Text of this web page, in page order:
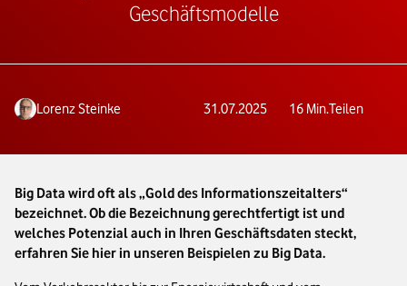
Geschäftsmodelle
Lorenz Steinke 31.07.2025 16 Min.Teilen
Big Data wird oft als „Gold des Informationszeitalters“
bezeichnet. Ob die Bezeichnung gerechtfertigt ist und
welches Potenzial auch in Ihren Geschäftsdaten steckt,
erfahren Sie hier in unseren Beispielen zu Big Data.